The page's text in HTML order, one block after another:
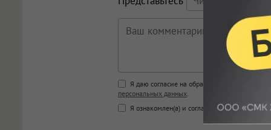
Поддержка HTML
<b>, <strong>, <u>, <i>, <em>,
<blockquote>, <code>
[img]адрес[/img] будет
Я даю согласие на обработку моих
персональных данных.
Я ознакомлен(а) и согласен(а) сПравилами